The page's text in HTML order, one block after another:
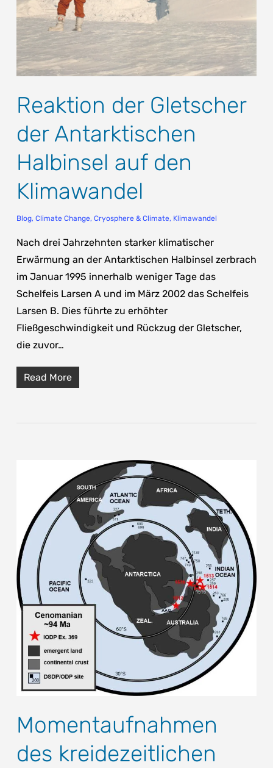
Reaktion der Gletscher
der Antarktischen
Halbinsel auf den
Klimawandel
Blog, Climate Change, Cryosphere & Climate, Klimawandel
Nach drei Jahrzehnten starker klimatischer
Erwärmung an der Antarktischen Halbinsel zerbrach
im Januar 1995 innerhalb weniger Tage das
Schelfeis Larsen A und im März 2002 das Schelfeis
Larsen B. Dies führte zu erhöhter
Fließgeschwindigkeit und Rückzug der Gletscher,
die zuvor…
Read More
Momentaufnahmen
des kreidezeitlichen